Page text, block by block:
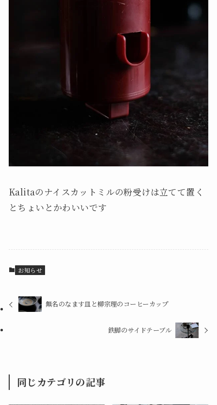
Kalitaのナイスカットミルの粉受けは立てて置く
とちょいとかわいいです
お知らせ
無名のなます皿と柳宗理のコーヒーカップ
鉄脚のサイドテーブル
同じカテゴリの記事